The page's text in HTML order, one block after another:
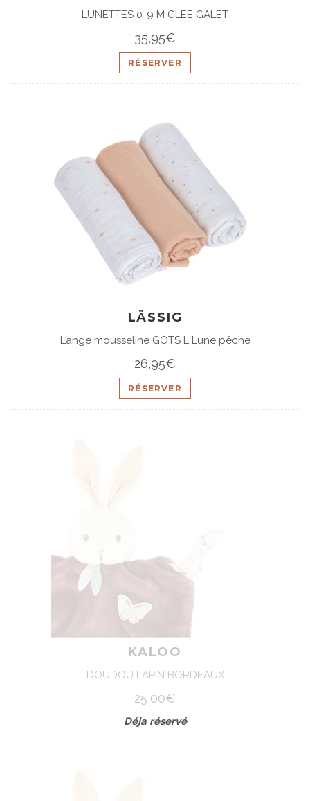
LUNETTES 0-9 M GLEE GALET
35,95€
RÉSERVER
LÄSSIG
Lange mousseline GOTS L Lune pêche
26,95€
RÉSERVER
KALOO
DOUDOU LAPIN BORDEAUX
25,00€
Déja réservé